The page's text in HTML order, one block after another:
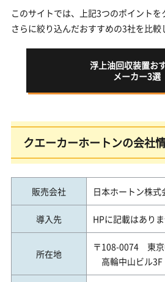
このサイトでは、上記3つのポイントを
さらに絞り込んだおすすめの3社を比較
浮上油回収装置お
メーカー3選
クエーカーホートンの会社
販売会社 日本ホートン株式
導入先 HPに記載はあり
所在地
〒108-0074 東京
高輪中山ビル3F